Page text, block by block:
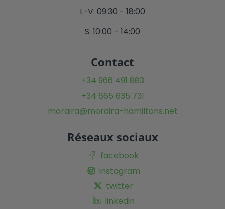
L-V: 09:30 - 18:00
S: 10:00 - 14:00
Contact
+34 966 491 883
+34 665 635 731
moraira@moraira-hamiltons.net
Réseaux sociaux
facebook
instagram
twitter
linkedin